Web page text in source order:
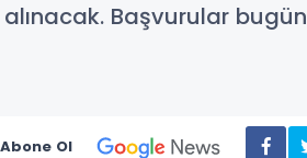
Başvurular bugün
Abone Ol